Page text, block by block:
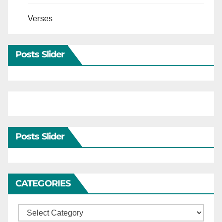
Verses
Posts Slider
Posts Slider
CATEGORIES
Categories